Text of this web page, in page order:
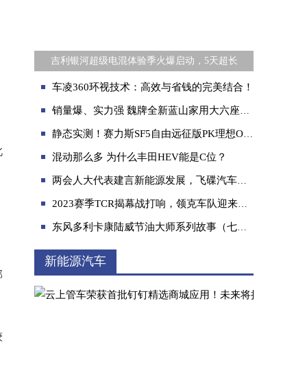
2023款哈弗赤兔配置在线 助你小满节气清爽
吉利银河超级电混体验季火爆启动，5天超长
车凌360环视技术：高效与省钱的完美结合！
销量爆、实力强 魏牌全新蓝山家用大六座SUV的全能战士
静态实测！赛力斯SF5自由远征版PK理想ONE，选谁？
混动那么多 为什么丰田HEV能是C位？
两会人大代表建言新能源发展，飞碟汽车坚定不移发展新能源物流车
2023赛季TCR揭幕战打响，领克车队迎来开门红
东风多利卡康陆威节油大师系列故事（七）：老司机的新选择 强强联手成就“最佳拍档”
新能源汽车